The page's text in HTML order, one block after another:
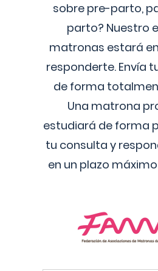
sobre pre-parto,
parto? Nuestro
matronas estará
responderte. Envía
de forma
Una matrona
estudiará de forma
tu consulta y
en un plazo